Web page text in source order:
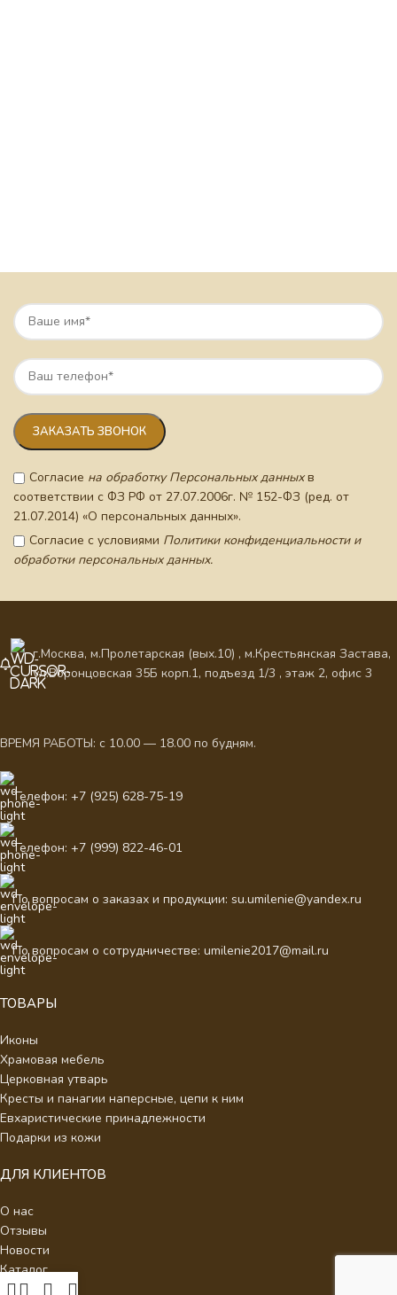
Согласие на обработку Персональных данныхв
соответствии с ФЗ РФ от 27.07.2006г. № 152-ФЗ (ред. от
21.07.2014) «О персональных данных».
Согласие с условиями Политики конфиденциальности и
обработки персональных данных.
г.Москва, м.Пролетарская (вых.10) , м.Крестьянская Застава,
ул.Воронцовская 35Б корп.1, подъезд 1/3 , этаж 2, офис 3
ВРЕМЯ РАБОТЫ: с 10.00 — 18.00 по будням.
Телефон: +7 (925) 628-75-19
Телефон: +7 (999) 822-46-01
По вопросам о заказах и продукции: su.umilenie@yandex.ru
По вопросам о сотрудничестве: umilenie2017@mail.ru
ТОВАРЫ
Иконы
Храмовая мебель
Церковная утварь
Кресты и панагии наперсные, цепи к ним
Евхаристические принадлежности
Подарки из кожи
ДЛЯ КЛИЕНТОВ
О нас
Отзывы
Новости
Каталог
Контакты